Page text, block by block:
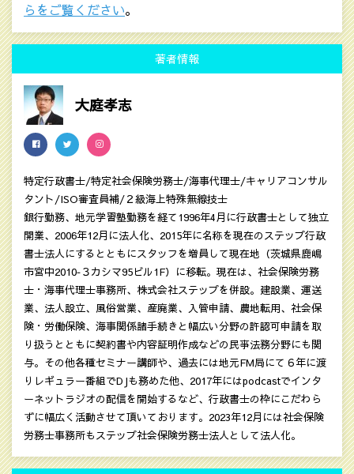
らをご覧ください。
著者情報
大庭孝志
特定行政書士/特定社会保険労務士/海事代理士/キャリアコンサル
タント/ISO審査員補/２級海上特殊無線技士
銀行勤務、地元学習塾勤務を経て1996年4月に行政書士として独立
開業、2006年12月に法人化、2015年に名称を現在のステップ行政
書士法人にするとともにスタッフを増員して現在地（茨城県鹿嶋
市宮中2010‐３カシマ95ビル1F）に移転。現在は、社会保険労務
士・海事代理士事務所、株式会社ステップを併設。建設業、運送
業、法人設立、風俗営業、産廃業、入管申請、農地転用、社会保
険・労働保険、海事関係諸手続きと幅広い分野の許認可申請を取
り扱うとともに契約書や内容証明作成などの民亊法務分野にも関
与。その他各種セミナー講師や、過去には地元FM局にて６年に渡
りレギュラー番組でDJも務めた他、2017年にはpodcastでインタ
ーネットラジオの配信を開始するなど、行政書士の枠にこだわら
ずに幅広く活動させて頂いております。2023年12月には社会保険
労務士事務所もステップ社会保険労務士法人として法人化。